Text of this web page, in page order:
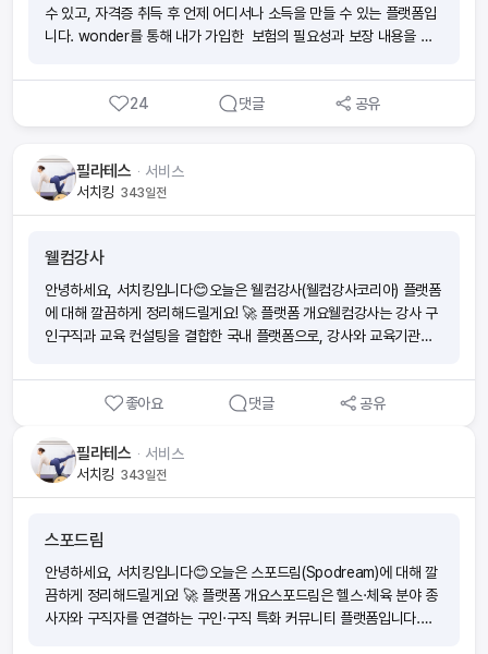
스포드림 등 기존 커뮤니티보다 풍부한 채용·센터 정보⦁ UI/UX: 최신
트렌드를 반영한 깔끔하고 직관적인 화면 구성⦁ 커뮤니티 활성화: 운동
인구직 데이터⦁ 빠른 세미나 안내⦁ 직관적 UI/UX이 3가지가 핵심 경쟁
수 있고, 자격증 취득 후 언제 어디서나 소득을 만들 수 있는 플랫폼입
니다. wonder를 통해 내가 가입한 보험의 필요성과 보장 내용을 이
더 편리하게! ‘ wonder앱으로 하면 지출이었던 보험료가 소득이 돼요.
■ 요즘 보험 부업이 많던데요 wonder의 장점은 뭔가요?(1)내 라
이프스타일에 방해되지 않게 스스로 자격증 준비가 가능해요. 휴먼압
는 회사가 부담해요.(3)자격증을 취득하면 출근 없이 앱 하나로 소득을
만들 수 있어요.(4)시작부터 함께하는 전문 매니저가 전 과정을 도와드
려요.(5)나도 모르게 보험전문지식이 향상되어 있어요. ■ 절차가 궁
3배의 수수료와 축하금 최대 60만원을 받을 수 있어요 [예시] 보험료
10만원 ■ 시험이 많이 어렵나요? 아니요! 하지만, 모의고사 문제와
답만 외우면 헷갈릴 수 있으니 보기 내용의 이해가 필요해요. (예) 모의
고사에서 ‘틀린 것’은? 으로 외웠는데, 실제 시험에서는 ‘맞는 것을 고
점수를 70점 이상 목표로 반복적으로 풀면서 점차 점수를 높여보세
요! ■ 시험신청 및 시험공부 꿀팁!1. wonder 앱에서 회원가입 후 ‘도
~3주 전부터 동영상강의,모의고사, 요약정리를 반복해서 하루에 일정
시간을 정해두고 벼락치기로 집중도를 높여보세요. 모의고사는 최소 4
~5번 풀어 보시는 게 좋아요. 3. 시험 직전에는 실제 시험처럼 PDF파
꼼하게 읽어 보시고 준비물 챙겨주세요. 2과목 모두 60점 이상 시 합
격입니다!
24 댓글 공유
필라테스 ᆞ 서비스
서치킹 343일전
웰컴강사
안녕하세요, 서치킹입니다😊오늘은 웰컴강사(웰컴강사코리아) 플랫폼
에 대해 깔끔하게 정리해드릴게요! 🚀 플랫폼 개요웰컴강사는 강사 구
인구직과 교육 컨설팅을 결합한 국내 플랫폼으로, 강사와 교육기관을
니다. 🔑 주요 서비스 및 기능⦁ 강사 구인·구직 연계: 강사 프로필 등록,
기관 채용공고 제공, 자동 매칭 시스템⦁ 교육 컨설팅 & 커리큘럼 개발:
인 강의 지원: 강사 개별 강의 개설, 기업·단체 출강, 수강생 관리 시스
템 제공 💰 사업 구조와 수익 모델⦁ 중개 수수료: 강사와 기관 매칭 성
사 시 일정 비율 수수료 부과⦁ 채용공고 게재료: 구인기관이 채용공고
노출 강화 등 부가 상품 판매 👩‍🏫 강사 회원 혜택 & 수수료 구조⦁ 등
급제 혜택: VIP 강사 등급 시 우선 매칭, 수수료 우대, 할인 혜택⦁ 수수
료율:개인 강의: 시간당 약 5만~15만 원그룹·온라인 강의: 경력과 분
야에 따라 다양한 커미션 모델 적용⦁ 마케팅 지원: SNS 홍보, 강의 콘
좋아요 댓글 공유
필라테스 ᆞ 서비스
서치킹 343일전
스포드림
안녕하세요, 서치킹입니다😊오늘은 스포드림(Spodream)에 대해 깔
끔하게 정리해드릴게요! 🚀 플랫폼 개요스포드림은 헬스·체육 분야 종
사자와 구직자를 연결하는 구인·구직 특화 커뮤니티 플랫폼입니다.처